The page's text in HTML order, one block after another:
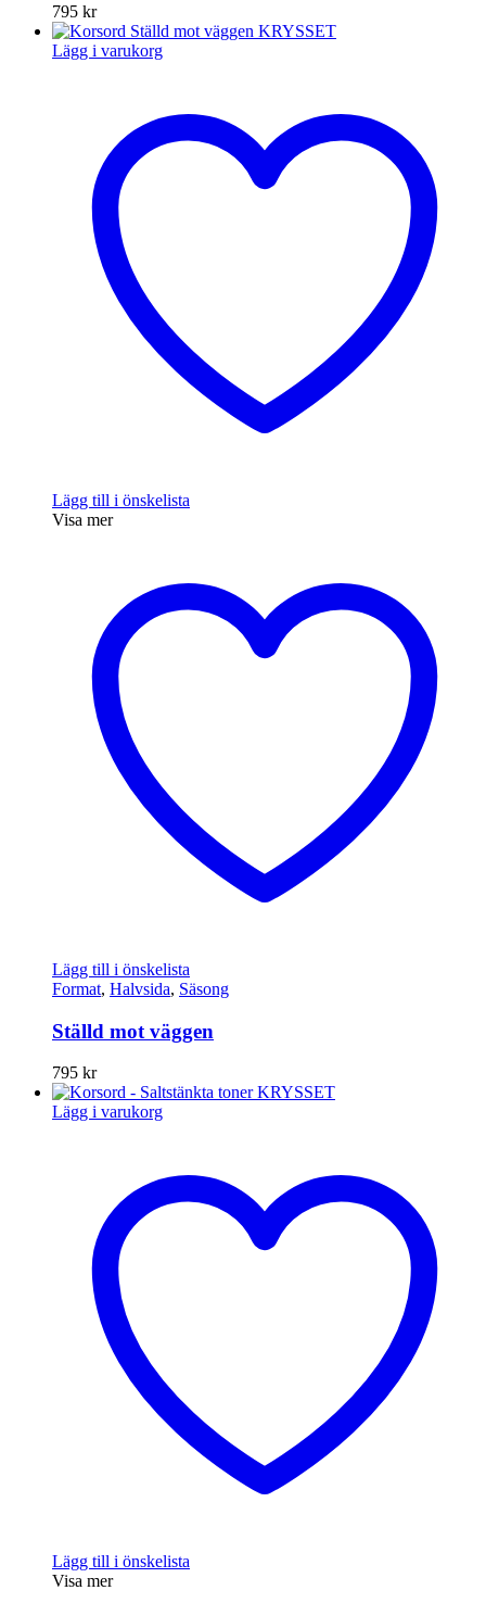
795 kr
Lägg i varukorg
Lägg till i önskelista
Visa mer
Lägg till i önskelista
Format, Halvsida, Säsong
Ställd mot väggen
795 kr
Lägg i varukorg
Lägg till i önskelista
Visa mer